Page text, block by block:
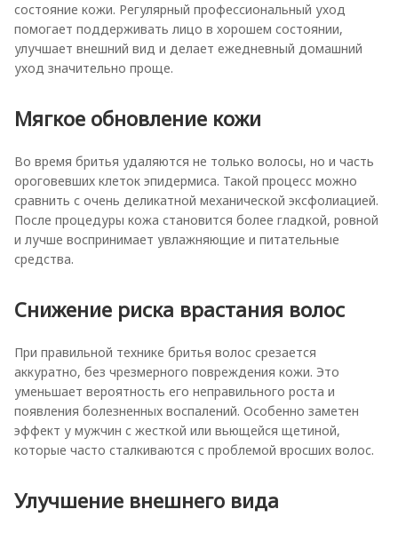
состояние кожи. Регулярный профессиональный уход
помогает поддерживать лицо в хорошем состоянии,
улучшает внешний вид и делает ежедневный домашний
уход значительно проще.
Мягкое обновление кожи
Во время бритья удаляются не только волосы, но и часть
ороговевших клеток эпидермиса. Такой процесс можно
сравнить с очень деликатной механической эксфолиацией.
После процедуры кожа становится более гладкой, ровной
и лучше воспринимает увлажняющие и питательные
средства.
Снижение риска врастания волос
При правильной технике бритья волос срезается
аккуратно, без чрезмерного повреждения кожи. Это
уменьшает вероятность его неправильного роста и
появления болезненных воспалений. Особенно заметен
эффект у мужчин с жесткой или вьющейся щетиной,
которые часто сталкиваются с проблемой вросших волос.
Улучшение внешнего вида